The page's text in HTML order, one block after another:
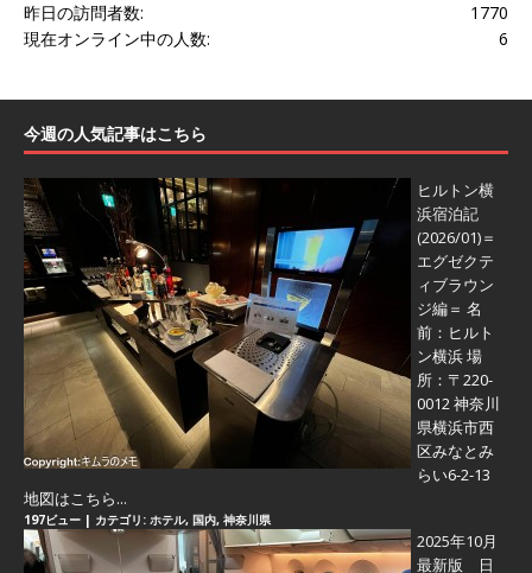
1770
昨日の訪問者数:
6
現在オンライン中の人数:
今週の人気記事はこちら
ヒルトン横
浜宿泊記
(2026/01)＝
エグゼクテ
ィブラウン
ジ編＝ 名
前：ヒルト
ン横浜 場
所：〒220-
0012 神奈川
県横浜市西
区みなとみ
らい6-2-13
地図はこちら...
197ビュー | カテゴリ: ホテル, 国内, 神奈川県
2025年10月
最新版 日